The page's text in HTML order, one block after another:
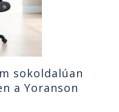
sokoldalúan
a Yoranson